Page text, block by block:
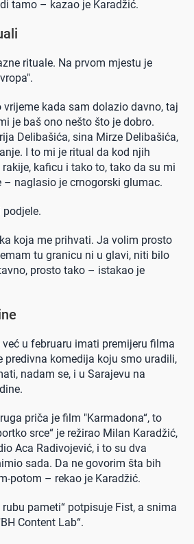
tamo – kazao je Karadžić.
rituale. Na prvom mjestu je
vrijeme kada sam dolazio davno, taj
je baš ono nešto što je dobro.
Delibašića, sina Mirze Delibašića,
I to mi je ritual da kod njih
kaficu i tako to, tako da su mi
– naglasio je crnogorski glumac.
podjele.
koja me prihvati. Ja volim prosto
tu granicu ni u glavi, niti bilo
prosto tako – istakao je
u februaru imati premijeru filma
predivna komedija koju smo uradili,
nadam se, i u Sarajevu na
priča je film "Karmadona“, to
srce“ je režirao Milan Karadžić,
Aca Radivojević, i to su dva
sada. Da ne govorim šta bih
potom – rekao je Karadžić.
pameti“ potpisuje Fist, a snima
Content Lab“.